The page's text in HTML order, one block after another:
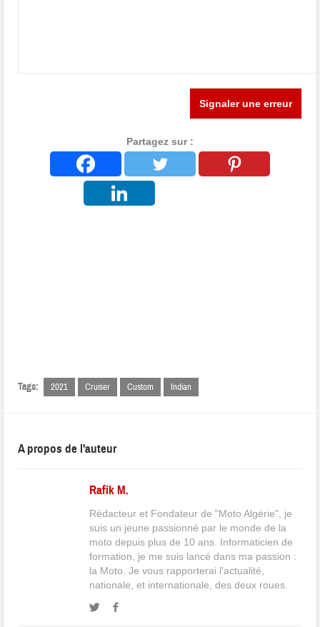
Signaler une erreur
Partagez sur :
Tags: 2021 Cruiser Custom Indian
A propos de l'auteur
Rafik M.
Rédacteur et Fondateur de "Moto Algérie", je
suis un jeune passionné par le monde de la
moto depuis plus de 10 ans. Informaticien de
formation, je me suis lancé dans ma passion :
la Moto. Je vous rapporterai l'actualité,
nationale, et internationale, des deux roues.